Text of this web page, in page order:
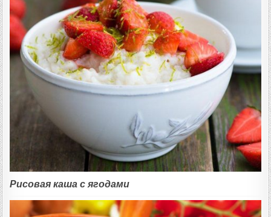
Рисовая каша с ягодами